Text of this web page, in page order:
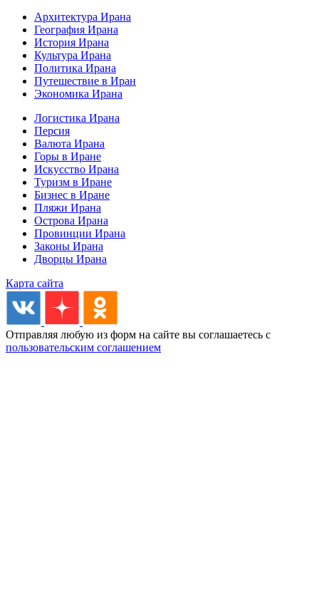
Архитектура Ирана
География Ирана
История Ирана
Культура Ирана
Политика Ирана
Путешествие в Иран
Экономика Ирана
Логистика Ирана
Персия
Валюта Ирана
Горы в Иране
Искусство Ирана
Туризм в Иране
Бизнес в Иране
Пляжи Ирана
Острова Ирана
Провинции Ирана
Законы Ирана
Дворцы Ирана
Карта сайта
Отправляя любую из форм на сайте вы соглашаетесь с
пользовательским соглашением